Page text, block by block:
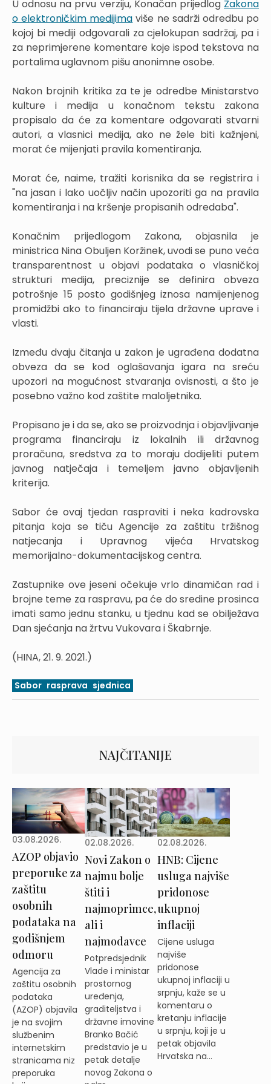
U odnosu na prvu verziju, Konačan prijedlog Zakona
o elektroničkim medijima više ne sadrži odredbu po
kojoj bi mediji odgovarali za cjelokupan sadržaj, pa i
za neprimjerene komentare koje ispod tekstova na
portalima uglavnom pišu anonimne osobe.
Nakon brojnih kritika za te je odredbe Ministarstvo
kulture i medija u konačnom tekstu zakona
propisalo da će za komentare odgovarati stvarni
autori, a vlasnici medija, ako ne žele biti kažnjeni,
morat će mijenjati pravila komentiranja.
Morat će, naime, tražiti korisnika da se registrira i
"na jasan i lako uočljiv način upozoriti ga na pravila
komentiranja i na kršenje propisanih odredaba".
Konačnim prijedlogom Zakona, objasnila je
ministrica Nina Obuljen Koržinek, uvodi se puno veća
transparentnost u objavi podataka o vlasničkoj
strukturi medija, preciznije se definira obveza
potrošnje 15 posto godišnjeg iznosa namijenjenog
promidžbi ako to financiraju tijela državne uprave i
vlasti.
Između dvaju čitanja u zakon je ugrađena dodatna
obveza da se kod oglašavanja igara na sreću
upozori na mogućnost stvaranja ovisnosti, a što je
posebno važno kod zaštite maloljetnika.
Propisano je i da se, ako se proizvodnja i objavljivanje
programa financiraju iz lokalnih ili državnog
proračuna, sredstva za to moraju dodijeliti putem
javnog natječaja i temeljem javno objavljenih
kriterija.
Sabor će ovaj tjedan raspraviti i neka kadrovska
pitanja koja se tiču Agencije za zaštitu tržišnog
natjecanja i Upravnog vijeća Hrvatskog
memorijalno-dokumentacijskog centra.
Zastupnike ove jeseni očekuje vrlo dinamičan rad i
brojne teme za raspravu, pa će do sredine prosinca
imati samo jednu stanku, u tjednu kad se obilježava
Dan sjećanja na žrtvu Vukovara i Škabrnje.
(HINA, 21. 9. 2021.)
Sabor rasprava sjednica
NAJČITANIJE
03.08.2026.
AZOP objavio
preporuke za
zaštitu
osobnih
podataka na
godišnjem
odmoru
Agencija za
zaštitu osobnih
podataka
(AZOP) objavila
je na svojim
službenim
internetskim
stranicama niz
preporuka
02.08.2026.
Novi Zakon o
najmu bolje
štiti i
najmoprimce,
ali i
najmodavce
Potpredsjednik
Vlade i ministar
prostornog
uređenja,
graditeljstva i
državne imovine
Branko Bačić
predstavio je u
petak detalje
novog Zakona o
02.08.2026.
HNB: Cijene
usluga najviše
pridonose
ukupnoj
inflaciji
Cijene usluga
najviše
pridonose
ukupnoj inflaciji u
srpnju, kaže se u
komentaru o
kretanju inflacije
u srpnju, koji je u
petak objavila
Hrvatska na...